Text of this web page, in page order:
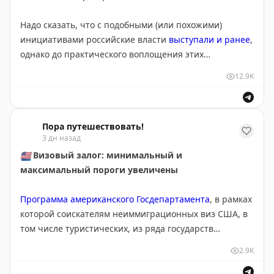
Надо сказать, что с подобными (или похожими)
инициативами российские власти выступали и ранее,
однако до практического воплощения этих
в правильности
В июле лидер внепарламентской «Российской партии
пенсионеров за социальную справедливость» (РППСС)
Эрик Праздниковпризвал ввестильготы на
авиабилеты для пожилых людей–
Буквально несколько дней назад в Думе вновь
заявили о недопустимости овербукингана
12.9K
Пора путешествовать!
3 дн назад
🇺🇸Визовый залог: минимальный и
максимальный пороги увеличены
Программа американского Госдепартамента, в рамках
которой соискателям неиммиграционных виз США, в
том числе туристических, из ряда государств
2.9K